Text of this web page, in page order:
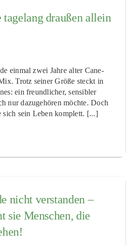
draußen allein
einmal zwei Jahre alter Cane-
Trotz seiner Größe steckt in
ein freundlicher, sensibler
nur dazugehören möchte. Doch
sich sein Leben komplett. [...]
nicht verstanden –
sie Menschen, die